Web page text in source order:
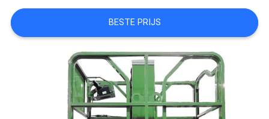
EEN
OFFERTE
SITEMAP
PRIVACYBELEID
BESTE PRIJS